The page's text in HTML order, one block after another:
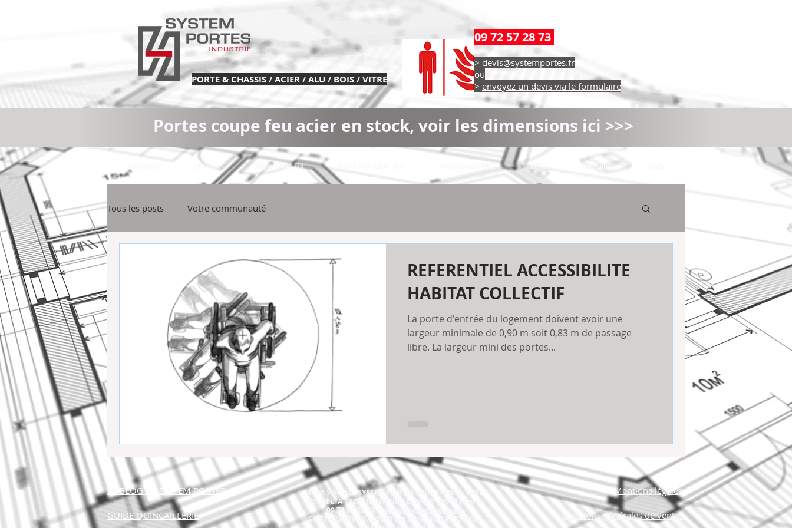
PORTE & CHASSIS / ACIER / ALU / BOIS / VITRE
09 72 57 28 73
> devis@systemportes.fr
ou
> envoyez un devis via le formulaire
Portes coupe feu acier en stock, voir les dimensions ici >>>
EN STOCK PORTE COUPE FEU VITRE PORTE BOIS
Tous les posts Votre communauté
REFERENTIEL ACCESSIBILITE
HABITAT COLLECTIF
La porte d'entrée du logement doivent avoir une
largeur minimale de 0,90 m soit 0,83 m de passage
libre. La largeur mini des portes...
SIEGE SOCIAL : SYSTEM PORTES INDUSTRIE © SARL
KM DELTA 182 RUE ETIENNE LENOIR 30900 Nimes
09 72 57 28 73 /
devis@systemportes.fr
SIRET 822 079 067 00010 tva intra FR88 822079067
Mentions légales
LE BLOG DE SYSTEM PORTES
conditions générales de ventes
GUIDE QUINCAILLERIE